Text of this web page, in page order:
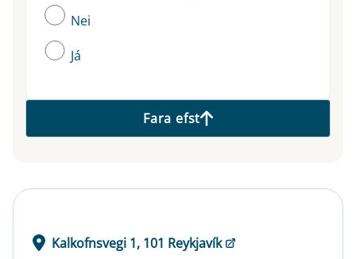
Nei
Já
Fara efst
Kalkofnsvegi 1, 101 Reykjavík